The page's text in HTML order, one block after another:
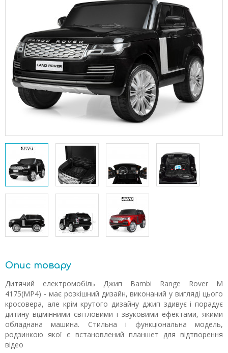
Опис товару
Дитячий електромобіль Джип Bambi Range Rover M
4175(MP4) - має розкішний дизайн, виконаний у вигляді цього
кросовера, але крім крутого дизайну джип здивує і порадує
дитину відмінними світловими і звуковими ефектами, якими
обладнана машина. Стильна і функціональна модель,
родзинкою якої є встановлений планшет для відтворення
відео